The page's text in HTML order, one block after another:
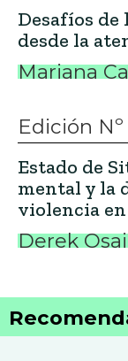
Desafíos de
desde la
Mariana
Edición Nº
Estado de
mental y la
violencia
Derek